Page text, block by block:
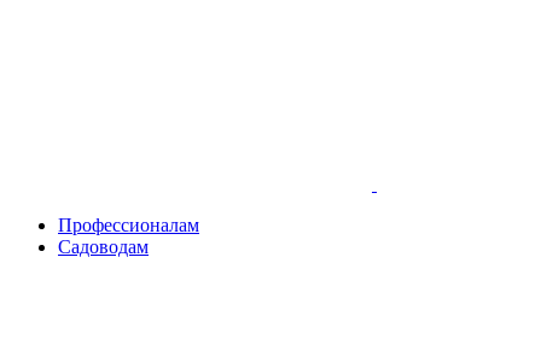
Профессионалам
Садоводам